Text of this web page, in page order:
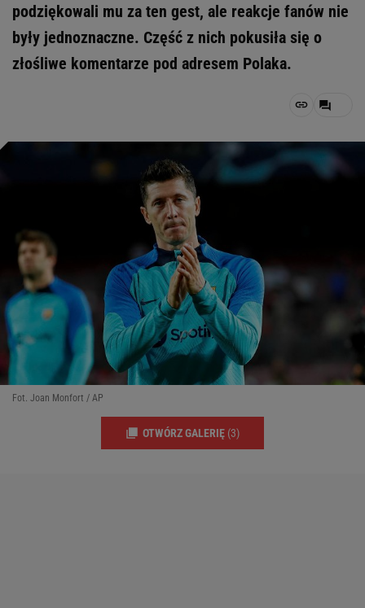
podziękowali mu za ten gest, ale reakcje fanów nie
były jednoznaczne. Część z nich pokusiła się o
złośliwe komentarze pod adresem Polaka.
Fot. Joan Monfort / AP
OTWÓRZ GALERIĘ (3)